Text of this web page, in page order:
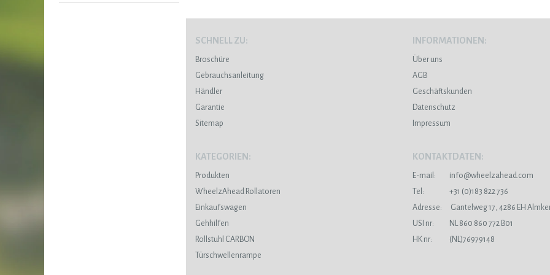
SCHNELL ZU:
Broschüre
Gebrauchsanleitung
Händler
Garantie
Sitemap
INFORMATIONEN:
Über uns
AGB
Geschäftskunden
Datenschutz
Impressum
KATEGORIEN:
Produkten
WheelzAhead Rollatoren
Einkaufswagen
Gehhilfen
Rollstuhl CARBON
Türschwellenrampe
KONTAKTDATEN:
E-mail:
info@wheelzahead.com
Tel:
+31 (0)183 822 736
Adresse:
Gantelweg 17, 4286 EH
USI nr:
NL 860 860 772 B01
HK nr:
(NL)76979148